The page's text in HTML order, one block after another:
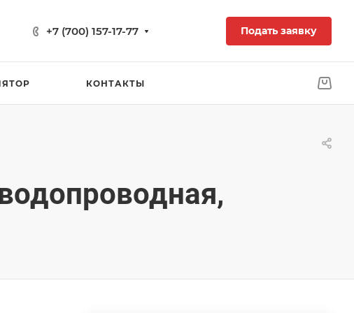
+7 (700) 157-17-77 Подать заявку
КОНТАКТЫ